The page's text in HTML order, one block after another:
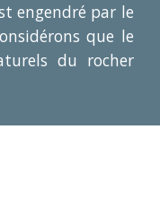
engendré par le
que le
du rocher